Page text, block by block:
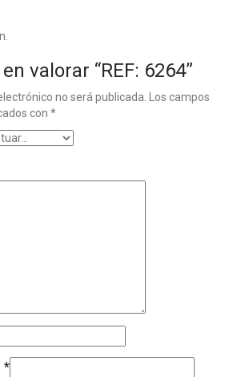
valorar “REF: 6264”
no será publicada. Los campos
con *
*